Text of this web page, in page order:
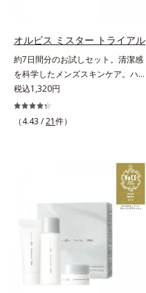
*3 ポーラ化成独自の（Ｃ１２－２
形成するミセル*4 炭酸ジカプリリ
ル*5 乾燥や汚れによる*6 キメの乱
れによる＜使用量目安＞適量＜使用
ステップ＞オルビス ザ クレンジン
グ オイル ⇒ 洗顔料 ⇒ 化粧
ひら全体にさっと広げます。2.肌の
上で軽くらせんを描くように、メイ
クとよくなじませます。※落ちにく
いメイクを落とす際は、乾いた手に
とり、メイクとしっかりなじませて
ください。3.メイクとなじんだら、
水またはぬるま湯でよく洗い流しま
す。4.その後、洗顔料で洗顔してく
ださい。
ます。軽やかにのびるリキッドが肌
がふっくら整うかのよう(*3)。つっ
ぱらないここちよい密着感で、さま
ざまなタイプのファンデと併用でき
ます。毛穴が気になる箇所への部分
使いもOK。*1 ファンデーションが
オルビス ミスター トライアル
約7日間分のお試しセット。清潔感
を科学したメンズスキンケア。ハ
リ・ツヤのある、好印象な清潔透明
肌(*1)へ。オルビス ミスターは、男
性の清潔感、爽やかさ、若々しさの
であること(*2)を業界で初めて発見
(*3)。ニキビ・肌荒れ予防有効成分
と保湿成分を新たに配合。これまで
の乾燥・テカリへのケアはそのまま
に、肌荒れ・ニキビ予防など“今”の
肌悩みに応え、“未来”を見据えて好
印象の鍵となるハリ・ツヤへもアプ
ローチする進化を遂げました。うる
おいを逃しやすい男性肌に着目し、
税込1,320円
（4.43 /21件）